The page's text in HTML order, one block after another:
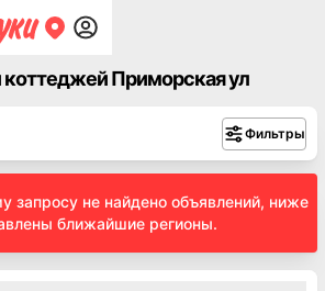
Приморская ул
Фильтры
запросу не найдено объявлений, ниже
ближайшие регионы.